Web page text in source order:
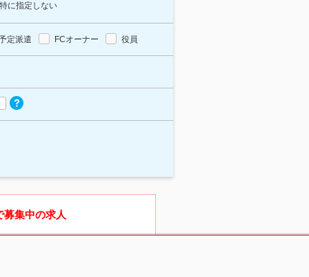
特に指定しない
定派遣 FCオーナー 役員
募集中の求人